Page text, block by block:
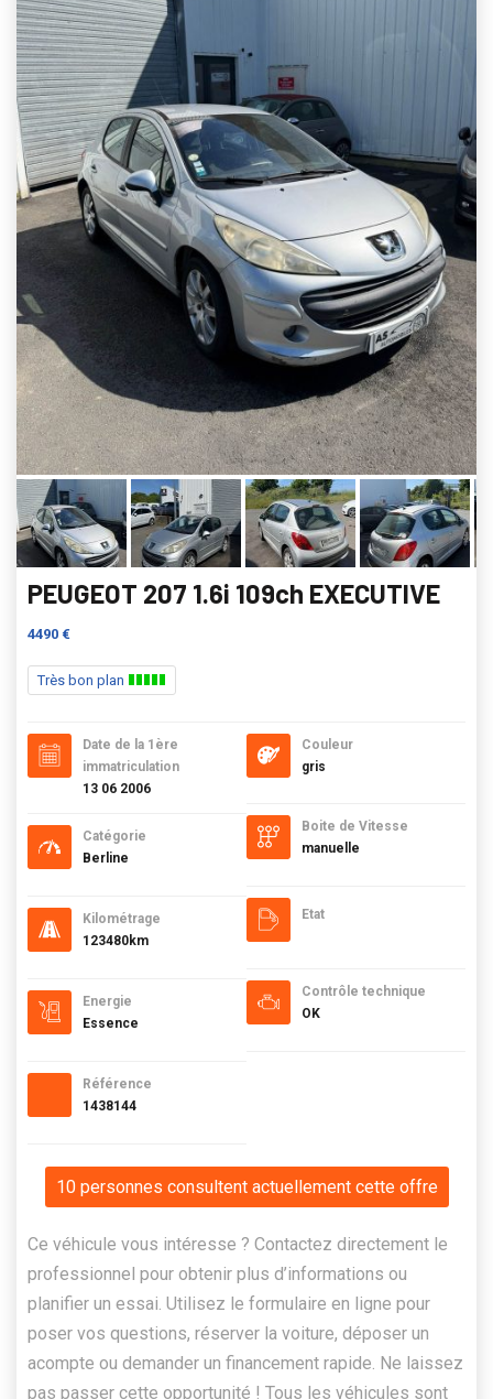
PEUGEOT 207 1.6i 109ch EXECUTIVE
4490 €
Très bon plan
Date de la 1ère
immatriculation
13 06 2006
Catégorie
Berline
Kilométrage
123480km
Energie
Essence
Référence
1438144
Couleur
gris
Boite de Vitesse
manuelle
Etat
Contrôle technique
OK
10 personnes consultent actuellement cette offre
Ce véhicule vous intéresse ? Contactez directement le
professionnel pour obtenir plus d’informations ou
planifier un essai. Utilisez le formulaire en ligne pour
poser vos questions, réserver la voiture, déposer un
acompte ou demander un financement rapide. Ne laissez
pas passer cette opportunité ! Tous les véhicules sont